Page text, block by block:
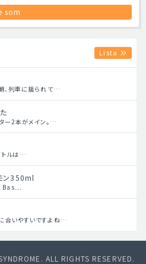
som
Lista
、列車に揺られて…
ー2本がメイン。…
トルは…
ン350ml
Bas…
合いやすいですよね…
ALL RIGHTS RESERVED.